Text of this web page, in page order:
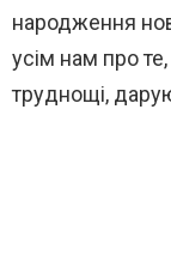
народження
усім нам про
труднощі,